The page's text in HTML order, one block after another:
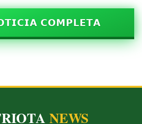
𝗖𝗢𝗠𝗣𝗟𝗘𝗧𝗔
NEWS